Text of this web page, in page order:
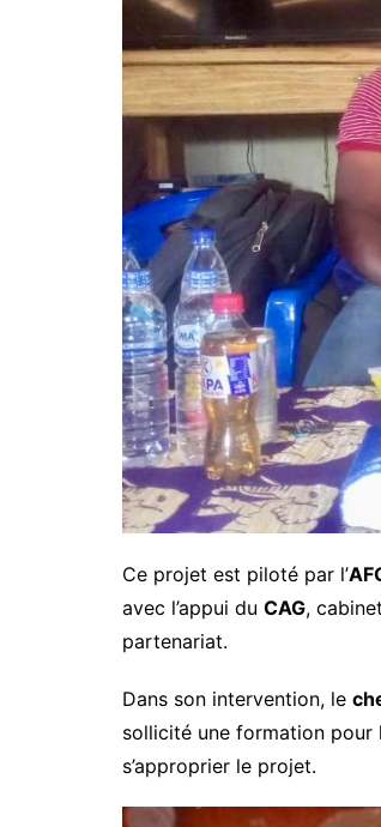
Ce projet est piloté par l’
avec l’appui du CAG,
partenariat.
Dans son intervention, le
sollicité une formation pour
s’approprier le projet.